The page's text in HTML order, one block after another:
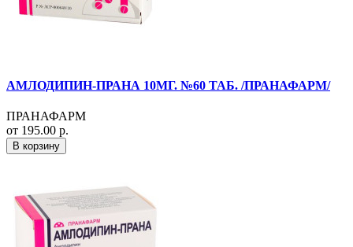
АМЛОДИПИН-ПРАНА 10МГ. №60 ТАБ. /ПРАНАФАРМ/
ПРАНАФАРМ
от 195.00 р.
В корзину